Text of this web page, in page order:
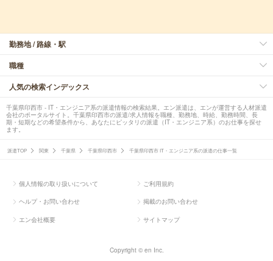
勤務地 / 路線・駅
職種
人気の検索インデックス
千葉県印西市 - IT・エンジニア系の派遣情報の検索結果。エン派遣は、エンが運営する人材派遣
会社のポータルサイト。千葉県印西市の派遣/求人情報を職種、勤務地、時給、勤務時間、長
期・短期などの希望条件から、あなたにピッタリの派遣（IT・エンジニア系）のお仕事を探せ
ます。
派遣TOP 関東 千葉県 千葉県印西市 千葉県印西市 IT・エンジニア系の派遣の仕事一覧
個人情報の取り扱いについて ご利用規約
ヘルプ・お問い合わせ 掲載のお問い合わせ
エン会社概要 サイトマップ
Copyright © en Inc.